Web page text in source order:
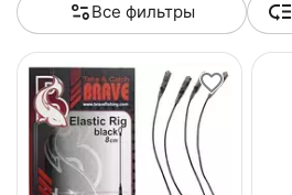
Все фильтры